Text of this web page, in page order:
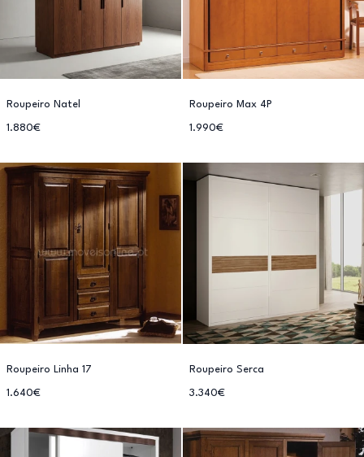
Roupeiro Natel
1.880€
Roupeiro Max 4P
1.990€
Roupeiro Linha 17
1.640€
Roupeiro Serca
3.340€